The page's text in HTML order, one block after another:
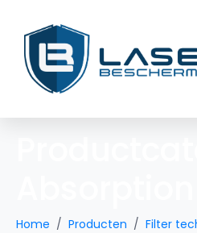
Home Producten
Filter